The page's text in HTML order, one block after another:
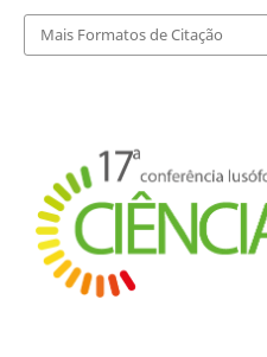
Mais Formatos de Citação